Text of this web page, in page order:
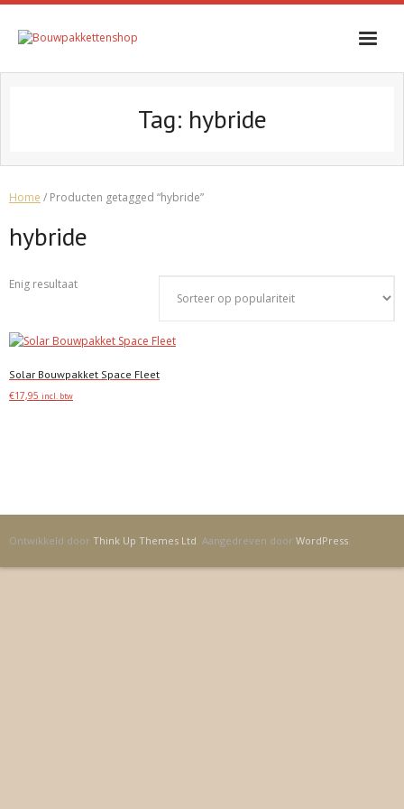
Skip
content
Tag: hybride
Home / Producten getagged “hybride”
hybride
Enig resultaat
Solar Bouwpakket Space Fleet
€17,95 incl. btw
Ontwikkeld door Think Up Themes Ltd . Aangedreven door WordPress